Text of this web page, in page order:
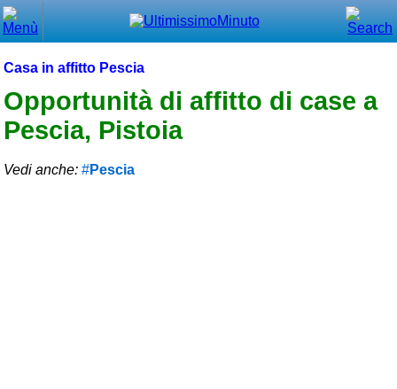
Casa in affitto Pescia
Opportunità di affitto di case a
Pescia, Pistoia
Vedi anche: Pescia
Menù principale
⌂ Home
🕐 Last Minute
🕐 First Minute